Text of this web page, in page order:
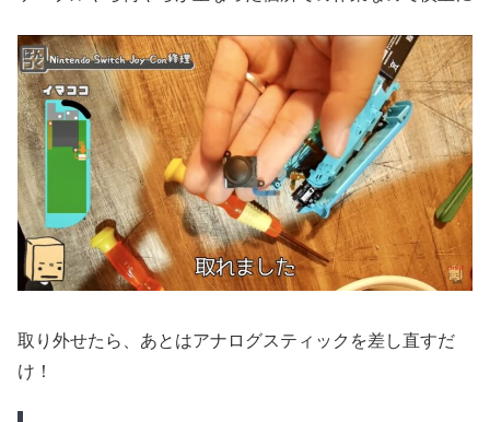
取り外せたら、あとはアナログスティックを差し直すだ
け！